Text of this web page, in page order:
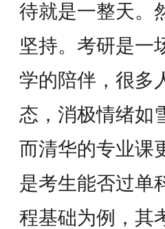
待就是一整天。
坚持。考研是一
学的陪伴，很多
态，消极情绪如
而清华的专业课
是考生能否过单
程基础为例，其